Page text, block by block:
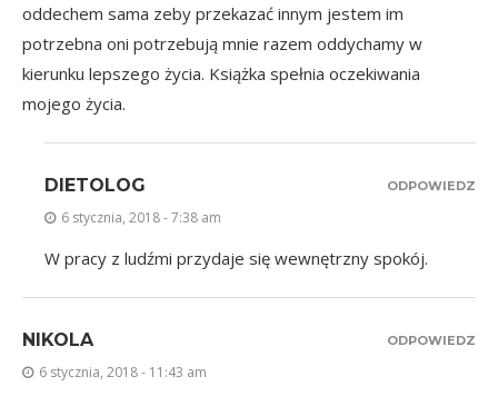
oddechem sama zeby przekazać innym jestem im
potrzebna oni potrzebują mnie razem oddychamy w
kierunku lepszego życia. Książka spełnia oczekiwania
mojego życia.
DIETOLOG
6 stycznia, 2018 - 7:38 am
W pracy z ludźmi przydaje się wewnętrzny spokój.
ODPOWIEDZ
NIKOLA
6 stycznia, 2018 - 11:43 am
ODPOWIEDZ